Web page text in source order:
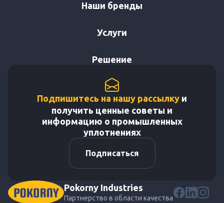
Наши бренды
Услуги
Решение
Подпишитесь на нашу рассылку и
получить ценные советы и
информацию о промышленных
уплотнениях
Подписаться
Pokorny Industries
Партнерство в области качества